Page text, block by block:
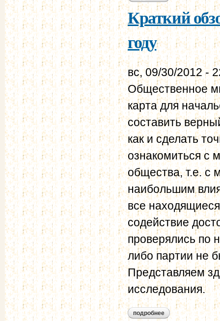
Краткий
году
вс, 09/30/2012 -
Общественное
карта для
составить
как и сделать
ознакомиться с
общества, т.е. с
наибольшим
все
содействие
проверялись по
либо партии не
Представляем
исследования.
подробнее о краткий обзор